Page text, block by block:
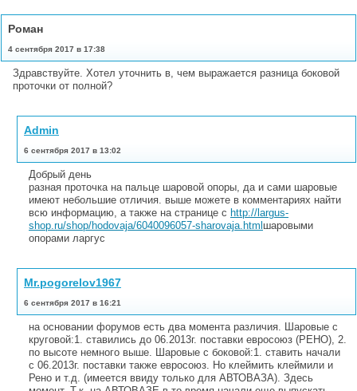
Роман
4 сентября 2017 в 17:38
Здравствуйте. Хотел уточнить в, чем выражается разница боковой
проточки от полной?
Admin
6 сентября 2017 в 13:02
Добрый день
разная проточка на пальце шаровой опоры, да и сами шаровые
имеют небольшие отличия. выше можете в комментариях найти
всю информацию, а также на странице с http://largus-
shop.ru/shop/hodovaja/6040096057-sharovaja.htmlшаровыми
опорами ларгус
Mr.pogorelov1967
6 сентября 2017 в 16:21
на основании форумов есть два момента различия. Шаровые с
круговой:1. ставились до 06.2013г. поставки евросоюз (РЕНО), 2.
по высоте немного выше. Шаровые с боковой:1. ставить начали
с 06.2013г. поставки также евросоюз. Но клеймить клеймили и
Рено и т.д. (имеется ввиду только для АВТОВАЗА). Здесь